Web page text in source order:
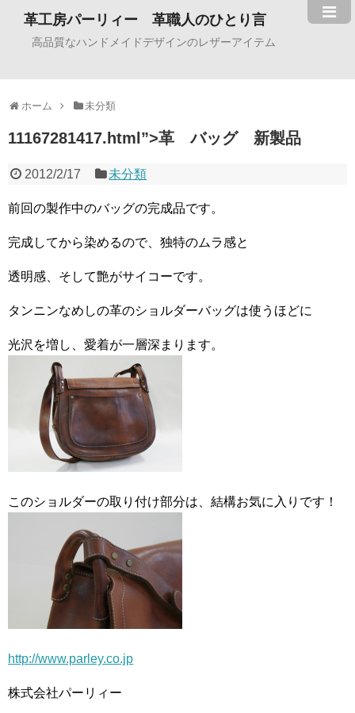
革工房パーリィー 革職人のひとり言
高品質なハンドメイドデザインのレザーアイテム
ホーム 未分類
11167281417.html”>革 バッグ 新製品
2012/2/17 未分類
前回の製作中のバッグの完成品です。
完成してから染めるので、独特のムラ感と
透明感、そして艶がサイコーです。
タンニンなめしの革のショルダーバッグは使うほどに
光沢を増し、愛着が一層深まります。
このショルダーの取り付け部分は、結構お気に入りです！
http://www.parley.co.jp
株式会社パーリィー